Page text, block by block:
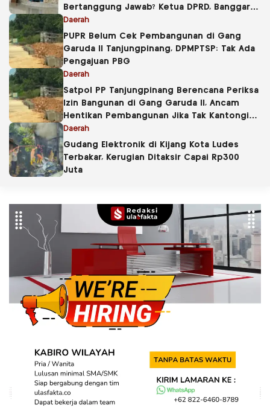
Bertanggung Jawab? Ketua DPRD, Banggar
atau Sekretaris DPRD?
Daerah
PUPR Belum Cek Pembangunan di Gang
Garuda II Tanjungpinang, DPMPTSP: Tak Ada
Pengajuan PBG
Daerah
Satpol PP Tanjungpinang Berencana Periksa
Izin Bangunan di Gang Garuda II, Ancam
Hentikan Pembangunan Jika Tak Kantongi
PBG
Daerah
Gudang Elektronik di Kijang Kota Ludes
Terbakar, Kerugian Ditaksir Capai Rp300
Juta